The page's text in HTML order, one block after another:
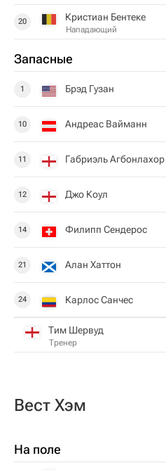
20 Кристиан Бентеке
Нападающий
Запасные
1 Брэд Гузан
10 Андреас Вайманн
11 Габриэль Агбонлахор
12 Джо Коул
14 Филипп Сендерос
21 Алан Хаттон
24 Карлос Санчес
Тим Шервуд
Тренер
Вест Хэм
На поле